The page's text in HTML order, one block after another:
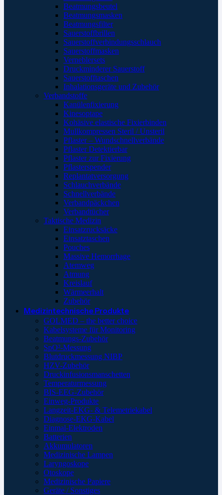
Beatmungsbeutel
Beatmungsmasken
Beatmungsfilter
Sauerstoffbrillen
Sauerstoffverbindungsschlauch
Sauerstoffmasken
Verneblersets
Druckminderer Sauerstoff
Sauerstofftaschen
Inhalationsgeräte und Zubehör
Verbandstoffe
Kanülenfixierung
Kinesoptape
Kohäsive elastische Fixierbinden
Mullkompressen Steril / Unsteril
Pflaster – Wundschnellverbände
Pflaster Detektierbar
Pflaster zur Fixierung
Pflasterspender
Replantatversorgung
Schlauchverbände
Schnellverbände
Verbandpäckchen
Verbandtücher
Taktische Medizin
Einsatzrucksäcke
Einsatztaschen
Pouches
Massive Hemorrhage
Atemweg
Atmung
Kreislauf
Wärmeerhalt
Zubehör
Medizintechnische Produkte
GOLMED – the better choice
Kabelsysteme für Monitoring
Beatmungs-Zubehör
SpO²-Messung
Blutdruckmessung NIBP
HZV-Zubehör
Druckinfusionsmanschetten
Temperaturmessung
BIS-EEG-Zubehör
Einweg-Produkte
Langzeit-EKG- & Telemetriekabel
Diagnose-EKG-Kabel
Einmal-Elektroden
Batterien
Akkumulatoren
Medizinische Lampen
Laryngoskope
Otoskope
Medizinische Papiere
Geräte / Sonstiges